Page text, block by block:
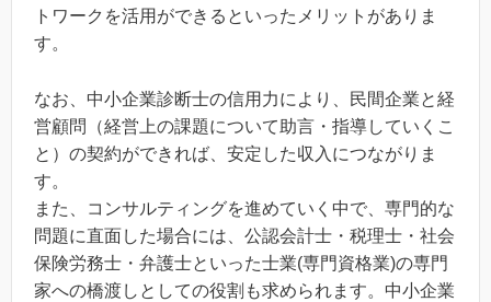
トワークを活用ができるといったメリットがありま
す。
なお、中小企業診断士の信用力により、民間企業と経
営顧問（経営上の課題について助言・指導していくこ
と）の契約ができれば、安定した収入につながりま
す。
また、コンサルティングを進めていく中で、専門的な
問題に直面した場合には、公認会計士・税理士・社会
保険労務士・弁護士といった士業(専門資格業)の専門
家への橋渡しとしての役割も求められます。中小企業